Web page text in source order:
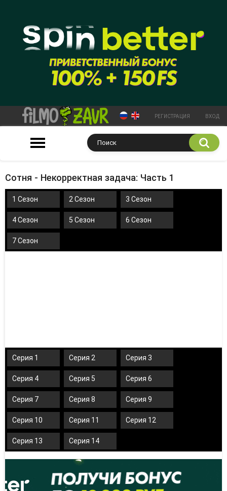
РЕГИСТРАЦИЯ ВХОД
Сотня - Некорректная задача: Часть 1
1 Сезон 2 Сезон 3 Сезон
4 Сезон 5 Сезон 6 Сезон
7 Сезон
Серия 1 Серия 2 Серия 3
Серия 4 Серия 5 Серия 6
Серия 7 Серия 8 Серия 9
Серия 10 Серия 11 Серия 12
Серия 13 Серия 14